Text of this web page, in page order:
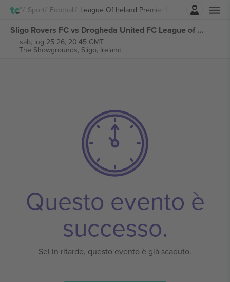
Sport Football League Of Ireland Premier Division
Accesso
Sligo Rovers FC vs Drogheda United FC League of Ireland Premier Division biglietti
sab, lug 25 26, 20:45 GMT
The Showgrounds, Sligo, Ireland
Questo evento è
successo.
Sei in ritardo, questo evento è già scaduto.